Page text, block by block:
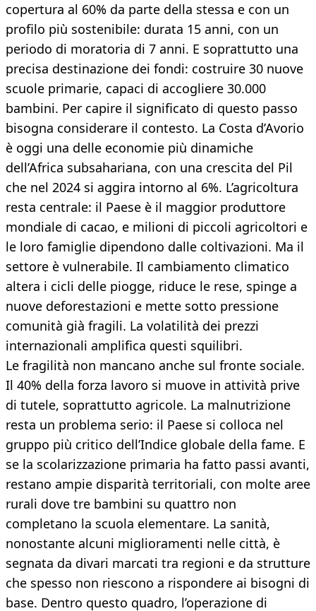
copertura al 60% da parte della stessa e con un
profilo più sostenibile: durata 15 anni, con un
periodo di moratoria di 7 anni. E soprattutto una
precisa destinazione dei fondi: costruire 30 nuove
scuole primarie, capaci di accogliere 30.000
bambini. Per capire il significato di questo passo
bisogna considerare il contesto. La Costa d’Avorio
è oggi una delle economie più dinamiche
dell’Africa subsahariana, con una crescita del Pil
che nel 2024 si aggira intorno al 6%. L’agricoltura
resta centrale: il Paese è il maggior produttore
mondiale di cacao, e milioni di piccoli agricoltori e
le loro famiglie dipendono dalle coltivazioni. Ma il
settore è vulnerabile. Il cambiamento climatico
altera i cicli delle piogge, riduce le rese, spinge a
nuove deforestazioni e mette sotto pressione
comunità già fragili. La volatilità dei prezzi
internazionali amplifica questi squilibri.
Le fragilità non mancano anche sul fronte sociale.
Il 40% della forza lavoro si muove in attività prive
di tutele, soprattutto agricole. La malnutrizione
resta un problema serio: il Paese si colloca nel
gruppo più critico dell’Indice globale della fame. E
se la scolarizzazione primaria ha fatto passi avanti,
restano ampie disparità territoriali, con molte aree
rurali dove tre bambini su quattro non
completano la scuola elementare. La sanità,
nonostante alcuni miglioramenti nelle città, è
segnata da divari marcati tra regioni e da strutture
che spesso non riescono a rispondere ai bisogni di
base. Dentro questo quadro, l’operazione di